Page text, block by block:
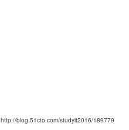
http://blog.51cto.com/studyit2016/189779